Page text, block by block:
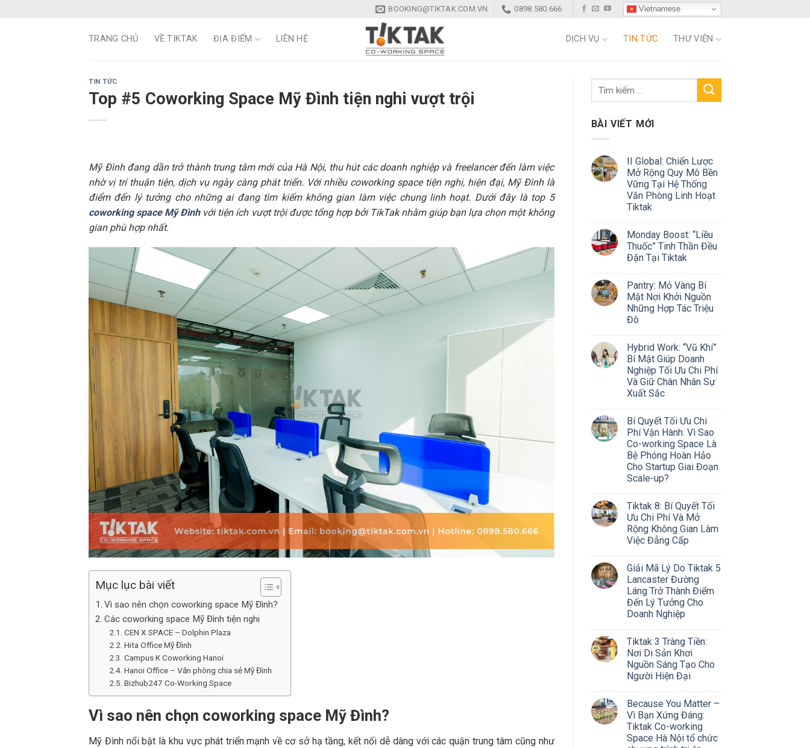
BOOKING@TIKTAK.COM.VN 0898.580.666 Vietnamese
TRANG CHỦ VỀ TIKTAK ĐỊA ĐIỂM LIÊN HỆ DỊCH VỤ TIN TỨC THƯ VIỆN
TIN TỨC
Top #5 Coworking Space Mỹ Đình tiện nghi vượt trội
Mỹ Đình đang dần trở thành trung tâm mới của Hà Nội, thu hút các doanh nghiệp và freelancer đến làm việc
nhờ vị trí thuận tiện, dịch vụ ngày càng phát triển. Với nhiều coworking space tiện nghi, hiện đại, Mỹ Đình là
điểm đến lý tưởng cho những ai đang tìm kiếm không gian làm việc chung linh hoạt. Dưới đây là top 5
coworking space Mỹ Đìnhvới tiện ích vượt trội được tổng hợp bởi TikTak nhằm giúp bạn lựa chọn một không
gian phù hợp nhất.
Mục lục bài viết
Vì sao nên chọn coworking space Mỹ Đình?
Các coworking space Mỹ Đình tiện nghi
CEN X SPACE – Dolphin Plaza
Hita Office Mỹ Đình
Campus K Coworking Hanoi
Hanoi Office – Văn phòng chia sẻ Mỹ Đình
Bizhub247 Co-Working Space
Vì sao nên chọn coworking space Mỹ Đình?
Mỹ Đình nổi bật là khu vực phát triển mạnh về cơ sở hạ tầng, kết nối dễ dàng với các quận trung tâm cũng như
BÀI VIẾT MỚI
II Global: Chiến Lược
Mở Rộng Quy Mô Bền
Vững Tại Hệ Thống
Văn Phòng Linh Hoạt
Tiktak
Monday Boost: “Liều
Thuốc” Tinh Thần Đều
Đặn Tại Tiktak
Pantry: Mỏ Vàng Bí
Mật Nơi Khởi Nguồn
Những Hợp Tác Triệu
Đô
Hybrid Work: “Vũ Khí”
Bí Mật Giúp Doanh
Nghiệp Tối Ưu Chi Phí
Và Giữ Chân Nhân Sự
Xuất Sắc
Bí Quyết Tối Ưu Chi
Phí Vận Hành: Vì Sao
Co-working Space Là
Bệ Phóng Hoàn Hảo
Cho Startup Giai Đoạn
Scale-up?
Tiktak 8: Bí Quyết Tối
Ưu Chi Phí Và Mở
Rộng Không Gian Làm
Việc Đẳng Cấp
Giải Mã Lý Do Tiktak 5
Lancaster Đường
Láng Trở Thành Điểm
Đến Lý Tưởng Cho
Doanh Nghiệp
Tiktak 3 Tràng Tiền:
Nơi Di Sản Khơi
Nguồn Sáng Tạo Cho
Người Hiện Đại
Because You Matter –
Vì Bạn Xứng Đáng:
Tiktak Co-working
Space Hà Nội tổ chức